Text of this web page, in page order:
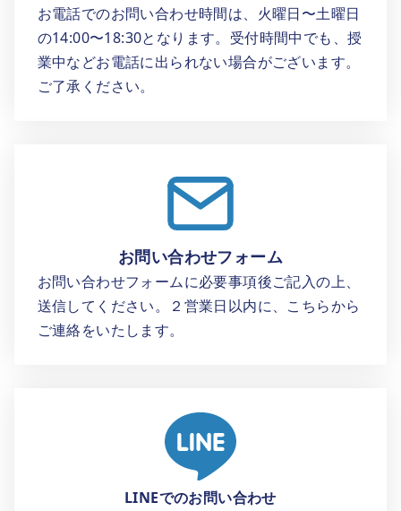
お電話でのお問い合わせ時間は、火曜日〜土曜日
の14:00〜18:30となります。受付時間中でも、授
業中などお電話に出られない場合がございます。
ご了承ください。
お問い合わせフォーム
お問い合わせフォームに必要事項後ご記入の上、
送信してください。２営業日以内に、こちらから
ご連絡をいたします。
LINEでのお問い合わせ